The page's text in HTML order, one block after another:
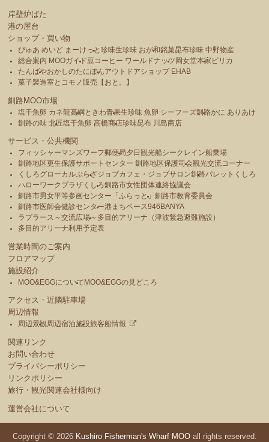
岸壁炉ばた
港の屋台
ショップ・買い物
ぴゅあ めいど まーけっと珍味生珍味 おが和銘菓昆布珍味 中野物産
総合案内 MOOガイド 豆コーヒー ワールドナッツ 岡女堂本家 ピリカ
たんばやおかしのたにぽんアウトドアショップ EHAB
菓子製造室とコモノ販売【おと。】
釧路MOO市場
塩干魚卵 カネ龍高綱 ときわ青果生珍味 魚卵 シーフーズ釧路かに ありあけ
釧路の味 北匠塩干魚卵 高橋商店珍味昆布 川島商店
サービス・公共機関
フィッシャーマンズワーフ郵便局夕日観光船シークレイン船乗場
釧路地区更生保護サポートセンター 釧路地区保護司会観光交流コーナー
くしろグローカルぷらざジョブカフェ・ジョブサロン釧路パレットくしろ
ハローワークプラザくしろ釧路市女性団体連絡協議会
釧路市男女平等参画センター「ふらっと」釧路市教育委員会
釧路市医師会健診センター港まちベース946BANYA
ラプラース～交流広場～ 多目的アリーナ（津波緊急避難施設）
多目的アリーナ利用予定表
営業時間のご案内
フロアマップ
施設紹介
MOO&EGGについて MOO&EGGの見どころ
アクセス・近隣駐車場
周辺情報
周辺景観 周辺宿泊施設旅客船情報
関連リンク
お問い合わせ
プライバシーポリシー
リンクポリシー
旅行・観光関連会社様向け
運営会社について
Copyright © 2026 Kushiro Fisherman's Wharf MOOall rights reserved.